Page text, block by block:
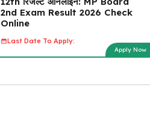
2nd Exam Result 2026 Check
Online
Last Date To Apply:
Apply Now